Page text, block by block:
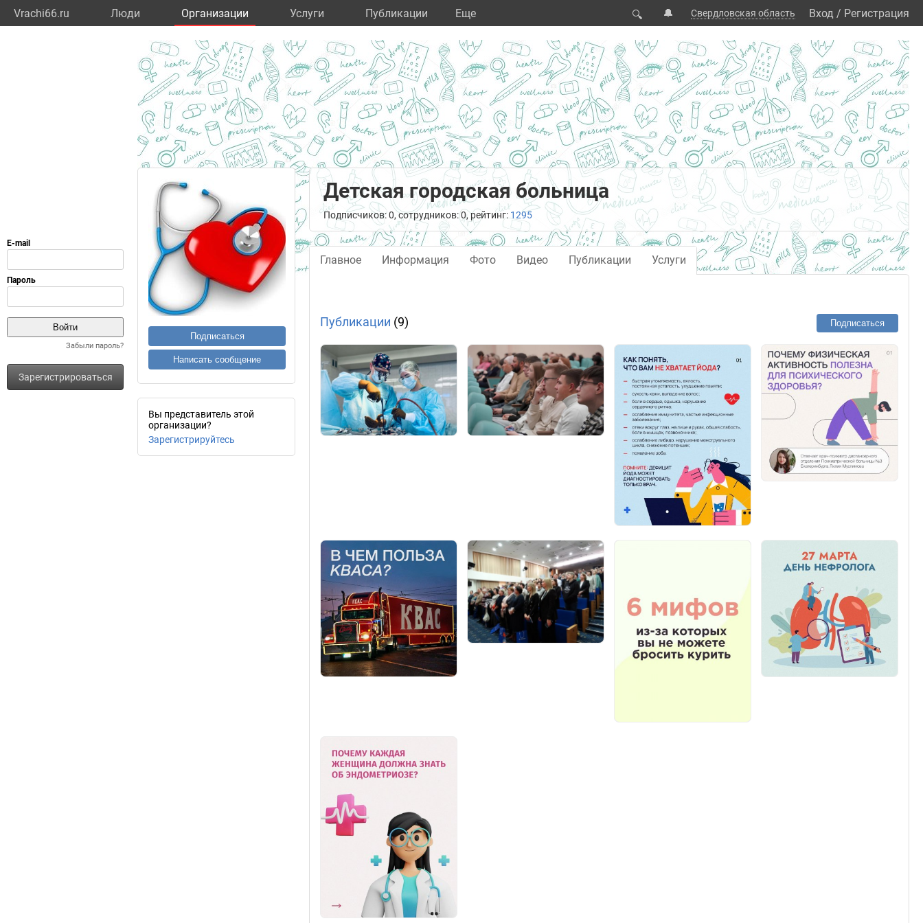
Vrachi66.ru Люди Организации Услуги Публикации Eще 🔍 🔔 Свердловская область Вход / Регистрация
Забыли пароль?
Зарегистрироваться
Подписаться
Написать сообщение
Вы представитель этой
организации?
Зарегистрируйтесь
Детская городская больница
Подписчиков: 0, сотрудников: 0, рейтинг: 1295
Главное Информация Фото Видео Публикации Услуги
Публикации (9) Подписаться